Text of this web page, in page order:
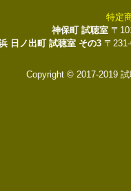
特定
神保町 試聴室 〒
日ノ出町 試聴室 その3 〒
Copyright © 2017-2019